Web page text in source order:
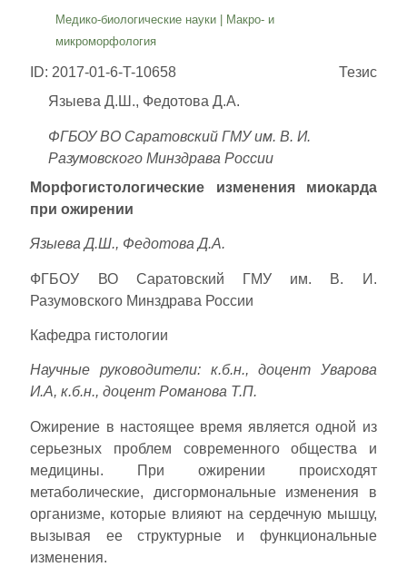
Медико-биологические науки
Макро- и
микроморфология
ID: 2017-01-6-T-10658
Тезис
Языева Д.Ш., Федотова Д.А.
ФГБОУ ВО Саратовский ГМУ им. В. И.
Разумовского Минздрава России
Морфогистологические изменения миокарда
при ожирении
Языева Д.Ш., Федотова Д.А.
ФГБОУ ВО Саратовский ГМУ им. В. И.
Разумовского Минздрава России
Кафедра гистологии
Научные руководители: к.б.н., доцент Уварова
И.А, к.б.н., доцент Романова Т.П.
Ожирение в настоящее время является одной из
серьезных проблем современного общества и
медицины. При ожирении происходят
метаболические, дисгормональные изменения в
организме, которые влияют на сердечную мышцу,
вызывая ее структурные и функциональные
изменения.